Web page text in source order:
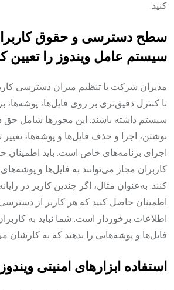
کنید.
سطح دسترسی و حقوق
سیستم عامل ویندوز را تعیین
مدیران شرکت با تنظیم میزان دسترسی
تا کنترل دقیق‌تری بر روی فایل‌ها، پوشه‌ها،
سیستم داشته باشند. این مجوزها شامل حق
نوشتن، اجرا و حذف فایل‌ها و پوشه‌ها،
اجرای برنامه‌های خاص است. باید اطمینان
کاربران مجاز می‌توانند به فایل‌ها و
کنند. به‌عنوان مثال، اگر چندین کاربر در
اطمینان حاصل کنید که هر کاربر از
اطلاعات برخوردار است. شما نباید به
فایل‌ها و پوشه‌هایی را بدهید که به کارشان
استفاده ابزارهای امنیتی